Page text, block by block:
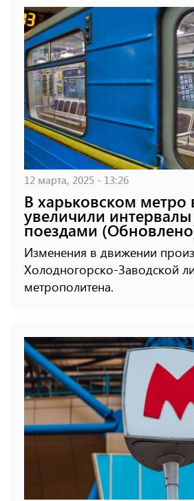
12 марта, 2025 - 13:26
В харьковском
увеличили
поездами
Изменения в движении
Холодногорско-Заводской
метрополитена.